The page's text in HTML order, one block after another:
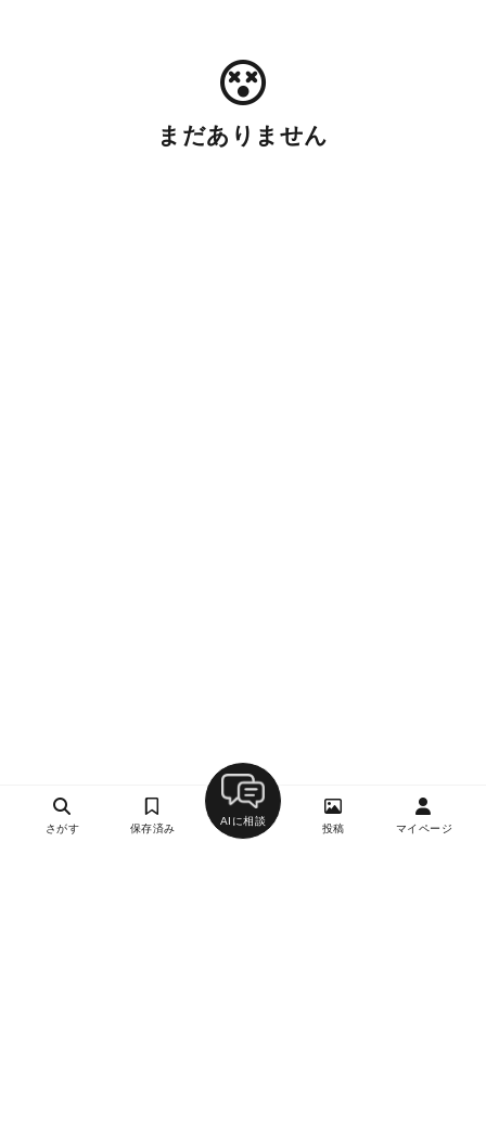
まだありません
さがす 保存済み
AIに相談
投稿 マイページ